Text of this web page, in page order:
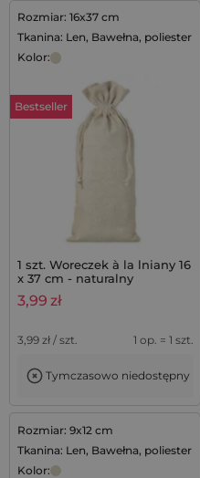
Rozmiar: 16x37 cm
Tkanina: Len, Bawełna, poliester
Kolor:
Bestseller
1 szt. Woreczek à la lniany 16
x 37 cm - naturalny
3,99 zł
3,99 zł / szt. 1 op. = 1 szt.
Tymczasowo niedostępny
Rozmiar: 9x12 cm
Tkanina: Len, Bawełna, poliester
Kolor: